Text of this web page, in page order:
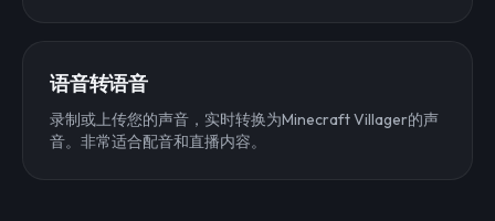
语音转语音
录制或上传您的声音，实时转换为Minecraft Villager的声
音。非常适合配音和直播内容。